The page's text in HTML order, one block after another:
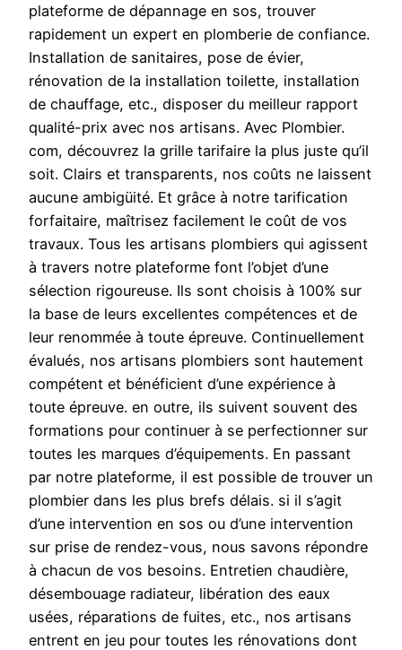
plateforme de dépannage en sos, trouver
rapidement un expert en plomberie de confiance.
Installation de sanitaires, pose de évier,
rénovation de la installation toilette, installation
de chauffage, etc., disposer du meilleur rapport
qualité-prix avec nos artisans. Avec Plombier.
com, découvrez la grille tarifaire la plus juste qu’il
soit. Clairs et transparents, nos coûts ne laissent
aucune ambigüité. Et grâce à notre tarification
forfaitaire, maîtrisez facilement le coût de vos
travaux. Tous les artisans plombiers qui agissent
à travers notre plateforme font l’objet d’une
sélection rigoureuse. Ils sont choisis à 100% sur
la base de leurs excellentes compétences et de
leur renommée à toute épreuve. Continuellement
évalués, nos artisans plombiers sont hautement
compétent et bénéficient d’une expérience à
toute épreuve. en outre, ils suivent souvent des
formations pour continuer à se perfectionner sur
toutes les marques d’équipements. En passant
par notre plateforme, il est possible de trouver un
plombier dans les plus brefs délais. si il s’agit
d’une intervention en sos ou d’une intervention
sur prise de rendez-vous, nous savons répondre
à chacun de vos besoins. Entretien chaudière,
désembouage radiateur, libération des eaux
usées, réparations de fuites, etc., nos artisans
entrent en jeu pour toutes les rénovations dont